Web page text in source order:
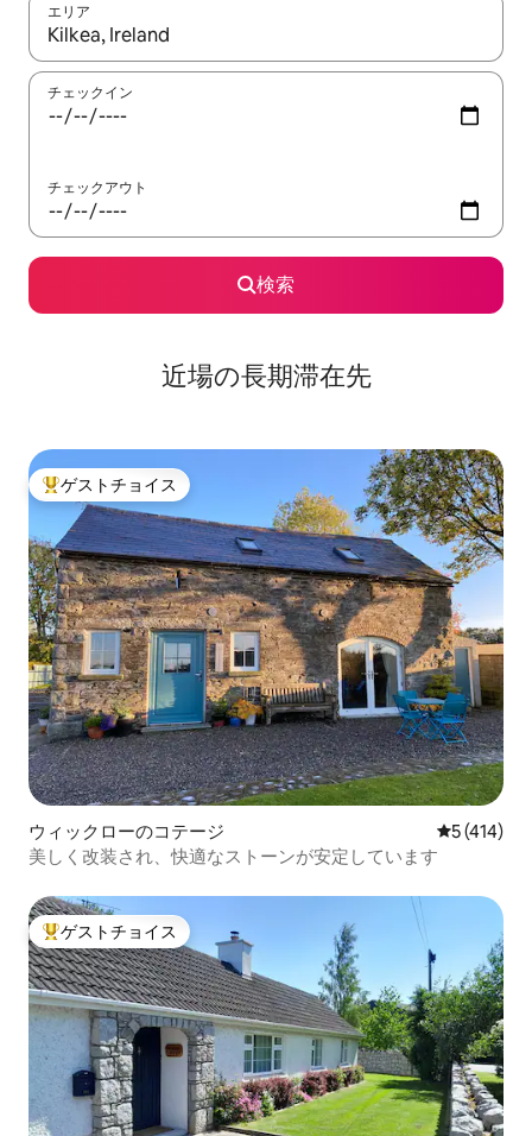
エリア
検索結果が表示されたら、上下の矢印キーを使って移動するか
チェックイン
チェックアウト
検索
近場の長期滞在先
大好評のゲストチョイスです。
ゲストチョイス
ウィックローのコテージ レビュー
5 (414)
美しく改装され、快適なストーンが安定しています
大好評のゲストチョイスです。
ゲストチョイス